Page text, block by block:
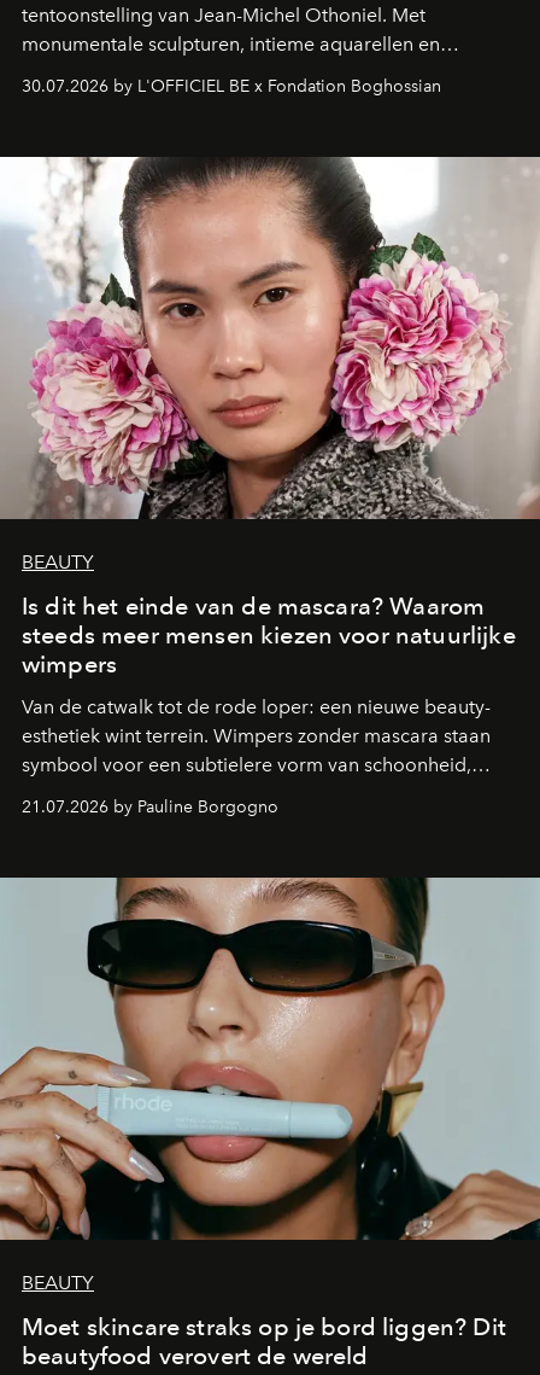
tentoonstelling van Jean-Michel Othoniel. Met
monumentale sculpturen, intieme aquarellen en
fonkelend Murano-glas creëert de Franse kunstenaar
een emotionele reis waarin elk werk de herinnering
moment van verwondering.
30.07.2026 by L'OFFICIEL BE x Fondation Boghossian
BEAUTY
Is dit het einde van de mascara? Waarom
steeds meer mensen kiezen voor natuurlijke
wimpers
Van de catwalk tot de rode loper: een nieuwe beauty-
esthetiek wint terrein. Wimpers zonder mascara staan
symbool voor een subtielere vorm van schoonheid,
waarin zelfvertrouwen belangrijker is dan een overvloed
aan make-up.
21.07.2026 by Pauline Borgogno
BEAUTY
Moet skincare straks op je bord liggen? Dit
beautyfood verovert de wereld